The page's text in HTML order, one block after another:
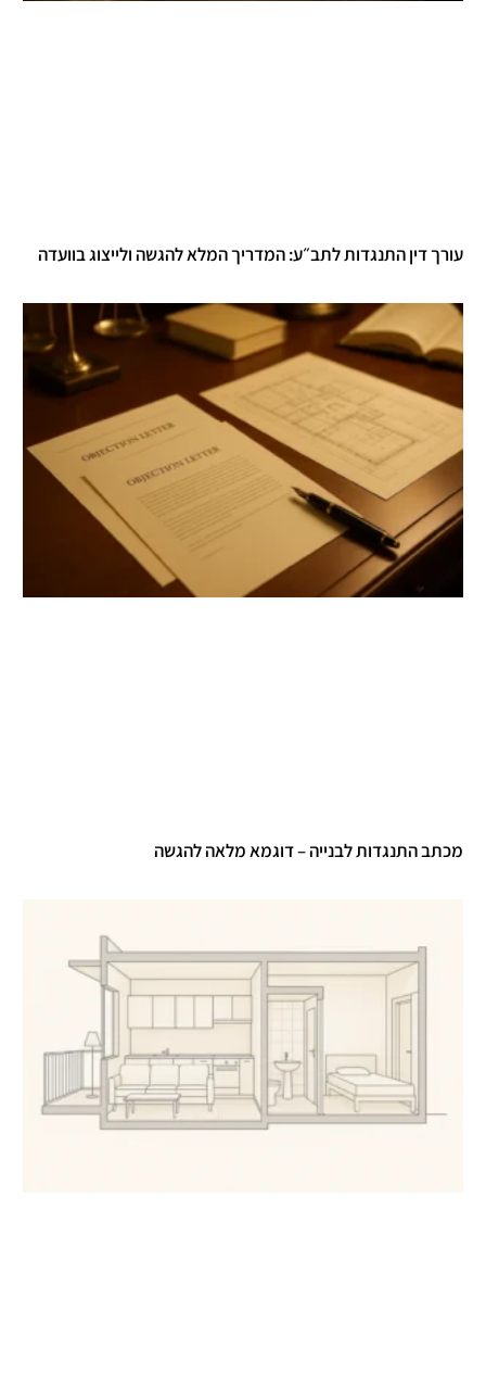
עורך דין התנגדות לתב״ע: המדריך המלא להגשה ולייצוג בוועדה
מכתב התנגדות לבנייה – דוגמא מלאה להגשה